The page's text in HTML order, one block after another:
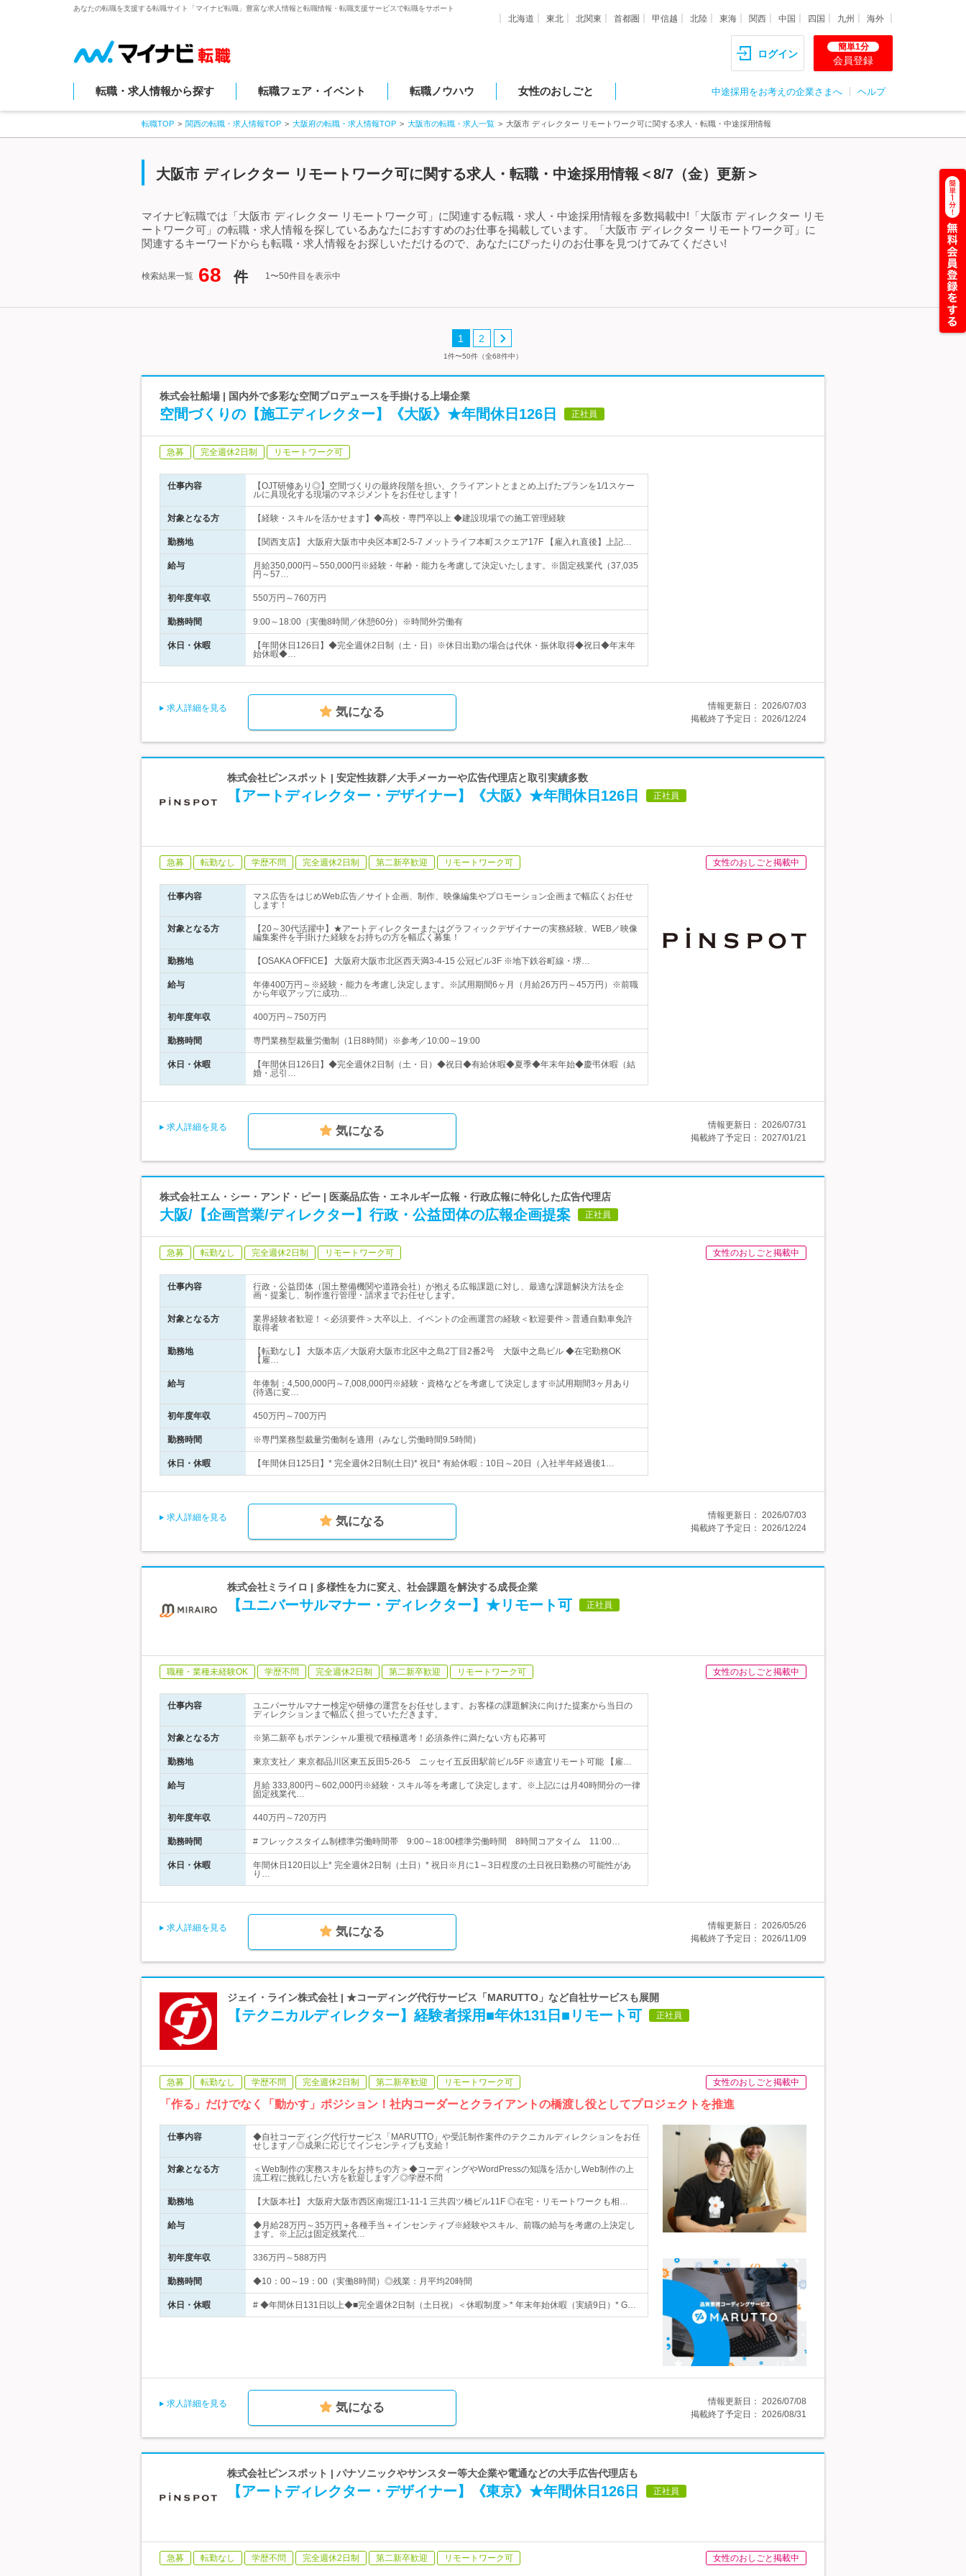
あなたの転職を支援する転職サイト「マイナビ転職」豊富な求人情報と転職情報・転職支援サービスで転職をサポート
北海道 東北 北関東 首都圏 甲信越 北陸 東海 関西 中国 四国 九州 海外
ログイン
簡単1分
会員登録
転職・求人情報から探す 転職フェア・イベント 転職ノウハウ 女性のおしごと 中途採用をお考えの企業さまへ ヘルプ
転職TOP 関西の転職・求人情報TOP 大阪府の転職・求人情報TOP 大阪市の転職・求人一覧 大阪市 ディレクター リモートワーク可に関する求人・転職・中途採用情報
大阪市 ディレクター リモートワーク可に関する求人・転職・中途採用情報＜8/7（金）更新＞
マイナビ転職では「大阪市 ディレクター リモートワーク可」に関連する転職・求人・中途採用情報を多数掲載中!「大阪市 ディレクター リモ
ートワーク可」の転職・求人情報を探しているあなたにおすすめのお仕事を掲載しています。「大阪市 ディレクター リモートワーク可」に
関連するキーワードからも転職・求人情報をお探しいただけるので、あなたにぴったりのお仕事を見つけてみてください!
検索結果一覧 68 件 1〜50件目を表示中
1 2
1件〜50件（全68件中）
株式会社船場 | 国内外で多彩な空間プロデュースを手掛ける上場企業
空間づくりの【施工ディレクター】《大阪》★年間休日126日 正社員
急募 完全週休2日制 リモートワーク可
仕事内容
【OJT研修あり◎】空間づくりの最終段階を担い、クライアントとまとめ上げたプランを1/1スケー
ルに具現化する現場のマネジメントをお任せします！
対象となる方 【経験・スキルを活かせます】◆高校・専門卒以上 ◆建設現場での施工管理経験
勤務地 【関西支店】 大阪府大阪市中央区本町2-5-7 メットライフ本町スクエア17F 【雇入れ直後】上記…
給与
月給350,000円～550,000円※経験・年齢・能力を考慮して決定いたします。※固定残業代（37,035
円～57…
初年度年収 550万円～760万円
勤務時間 9:00～18:00（実働8時間／休憩60分）※時間外労働有
休日・休暇
【年間休日126日】◆完全週休2日制（土・日）※休日出勤の場合は代休・振休取得◆祝日◆年末年
始休暇◆…
求人詳細を見る 気になる 情報更新日： 2026/07/03
掲載終了予定日： 2026/12/24
株式会社ピンスポット | 安定性抜群／大手メーカーや広告代理店と取引実績多数
【アートディレクター・デザイナー】《大阪》★年間休日126日 正社員
急募 転勤なし 学歴不問 完全週休2日制 第二新卒歓迎 リモートワーク可 女性のおしごと掲載中
仕事内容
マス広告をはじめWeb広告／サイト企画、制作、映像編集やプロモーション企画まで幅広くお任せ
します！
対象となる方
【20～30代活躍中】★アートディレクターまたはグラフィックデザイナーの実務経験、WEB／映像
編集案件を手掛けた経験をお持ちの方を幅広く募集！
勤務地 【OSAKA OFFICE】 大阪府大阪市北区西天満3-4-15 公冠ビル3F ※地下鉄谷町線・堺…
給与
年俸400万円～※経験・能力を考慮し決定します。※試用期間6ヶ月（月給26万円～45万円）※前職
から年収アップに成功…
初年度年収 400万円～750万円
勤務時間 専門業務型裁量労働制（1日8時間）※参考／10:00～19:00
休日・休暇
【年間休日126日】◆完全週休2日制（土・日）◆祝日◆有給休暇◆夏季◆年末年始◆慶弔休暇（結
婚・忌引…
求人詳細を見る 気になる 情報更新日： 2026/07/31
掲載終了予定日： 2027/01/21
株式会社エム・シー・アンド・ピー | 医薬品広告・エネルギー広報・行政広報に特化した広告代理店
大阪/【企画営業/ディレクター】行政・公益団体の広報企画提案 正社員
急募 転勤なし 完全週休2日制 リモートワーク可 女性のおしごと掲載中
仕事内容
行政・公益団体（国土整備機関や道路会社）が抱える広報課題に対し、最適な課題解決方法を企
画・提案し、制作進行管理・請求までお任せします。
対象となる方
業界経験者歓迎！＜必須要件＞大卒以上、イベントの企画運営の経験＜歓迎要件＞普通自動車免許
取得者
勤務地
【転勤なし】 大阪本店／大阪府大阪市北区中之島2丁目2番2号 大阪中之島ビル ◆在宅勤務OK
【雇…
給与
年俸制：4,500,000円～7,008,000円※経験・資格などを考慮して決定します※試用期間3ヶ月あり
(待遇に変…
初年度年収 450万円～700万円
勤務時間 ※専門業務型裁量労働制を適用（みなし労働時間9.5時間）
休日・休暇 【年間休日125日】* 完全週休2日制(土日)* 祝日* 有給休暇：10日～20日（入社半年経過後1…
求人詳細を見る 気になる 情報更新日： 2026/07/03
掲載終了予定日： 2026/12/24
株式会社ミライロ | 多様性を力に変え、社会課題を解決する成長企業
【ユニバーサルマナー・ディレクター】★リモート可 正社員
職種・業種未経験OK 学歴不問 完全週休2日制 第二新卒歓迎 リモートワーク可 女性のおしごと掲載中
仕事内容
ユニバーサルマナー検定や研修の運営をお任せします。お客様の課題解決に向けた提案から当日の
ディレクションまで幅広く担っていただきます。
対象となる方 ※第二新卒もポテンシャル重視で積極選考！必須条件に満たない方も応募可
勤務地 東京支社／ 東京都品川区東五反田5-26-5 ニッセイ五反田駅前ビル5F ※適宜リモート可能 【雇…
給与
月給 333,800円～602,000円※経験・スキル等を考慮して決定します。※上記には月40時間分の一律
固定残業代…
初年度年収 440万円～720万円
勤務時間 # フレックスタイム制標準労働時間帯 9:00～18:00標準労働時間 8時間コアタイム 11:00…
休日・休暇
年間休日120日以上* 完全週休2日制（土日）* 祝日※月に1～3日程度の土日祝日勤務の可能性があ
り…
求人詳細を見る 気になる 情報更新日： 2026/05/26
掲載終了予定日： 2026/11/09
ジェイ・ライン株式会社 | ★コーディング代行サービス「MARUTTO」など自社サービスも展開
【テクニカルディレクター】経験者採用■年休131日■リモート可 正社員
急募 転勤なし 学歴不問 完全週休2日制 第二新卒歓迎 リモートワーク可 女性のおしごと掲載中
「作る」だけでなく「動かす」ポジション！社内コーダーとクライアントの橋渡し役としてプロジェクトを推進
仕事内容
◆自社コーディング代行サービス「MARUTTO」や受託制作案件のテクニカルディレクションをお任
せします／◎成果に応じてインセンティブも支給！
対象となる方
＜Web制作の実務スキルをお持ちの方＞◆コーディングやWordPressの知識を活かしWeb制作の上
流工程に挑戦したい方を歓迎します／◎学歴不問
勤務地 【大阪本社】 大阪府大阪市西区南堀江1-11-1 三共四ツ橋ビル11F ◎在宅・リモートワークも相…
給与
◆月給28万円～35万円＋各種手当＋インセンティブ※経験やスキル、前職の給与を考慮の上決定し
ます。※上記は固定残業代…
初年度年収 336万円～588万円
勤務時間 ◆10：00～19：00（実働8時間）◎残業：月平均20時間
休日・休暇 # ◆年間休日131日以上◆■完全週休2日制（土日祝）＜休暇制度＞* 年末年始休暇（実績9日）* G…
求人詳細を見る 気になる 情報更新日： 2026/07/08
掲載終了予定日： 2026/08/31
株式会社ピンスポット | パナソニックやサンスター等大企業や電通などの大手広告代理店も
【アートディレクター・デザイナー】《東京》★年間休日126日 正社員
急募 転勤なし 学歴不問 完全週休2日制 第二新卒歓迎 リモートワーク可 女性のおしごと掲載中